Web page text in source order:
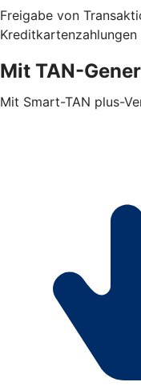
Freigabe von
Mit TAN-
Mit Smart-TAN plus-